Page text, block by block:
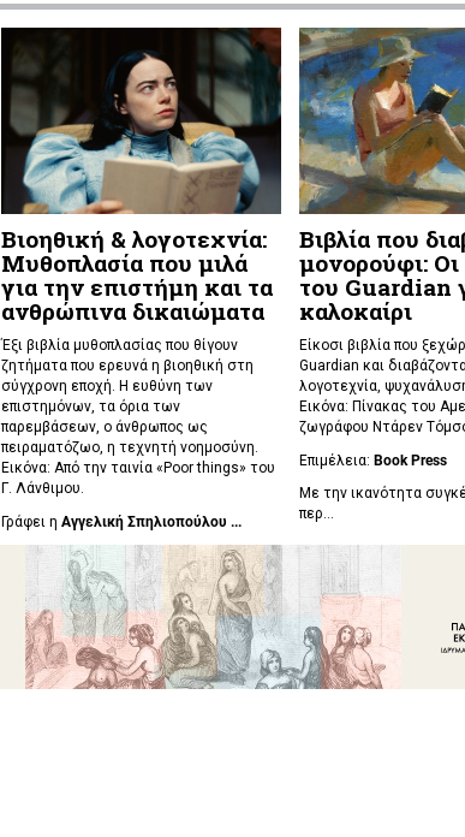
Βιοηθική & λογοτεχνία:
Μυθοπλασία που μιλά
για την επιστήμη και τα
ανθρώπινα δικαιώματα
Έξι βιβλία μυθοπλασίας που θίγουν
ζητήματα που ερευνά η βιοηθική στη
σύγχρονη εποχή. Η ευθύνη των
επιστημόνων, τα όρια των
παρεμβάσεων, ο άνθρωπος ως
πειραματόζωο, η τεχνητή νοημοσύνη.
Εικόνα: Από την ταινία «Poor things» του
Γ. Λάνθιμου.
Γράφει ηΑγγελική Σπηλιοπούλου ...
Βιβλία που
μονορούφι: Οι
του Guardian
καλοκαίρι
Είκοσι βιβλία που
Guardian και
λογοτεχνία,
Εικόνα: Πίνακας του
ζωγράφου Ντάρεν
Επιμέλεια: Book Press
Με την ικανότητα
περ...